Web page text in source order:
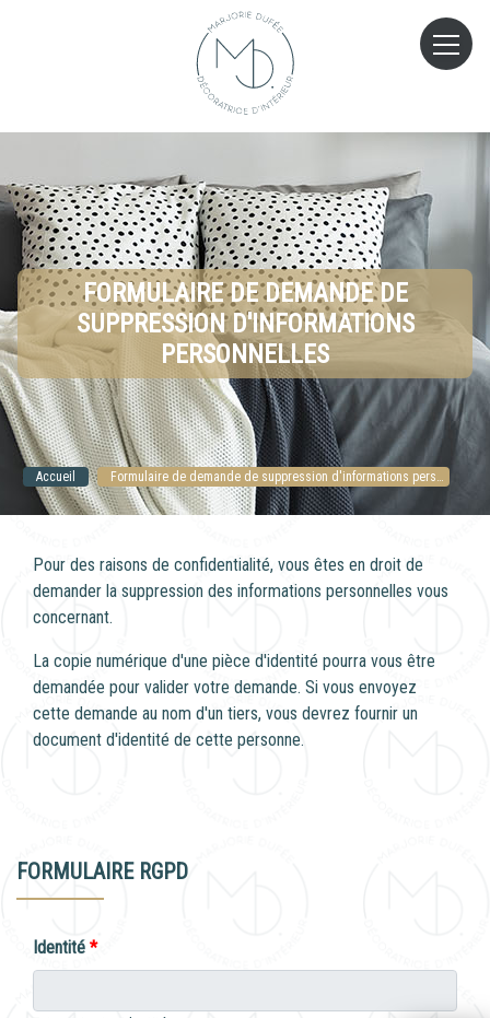
FORMULAIRE DE DEMANDE DE
SUPPRESSION D'INFORMATIONS
PERSONNELLES
Accueil
Pour des raisons de confidentialité, vous êtes en droit de
demander la suppression des informations personnelles vous
concernant.
La copie numérique d'une pièce d'identité pourra vous être
demandée pour valider votre demande. Si vous envoyez
cette demande au nom d'un tiers, vous devrez fournir un
document d'identité de cette personne.
FORMULAIRE RGPD
Identité *